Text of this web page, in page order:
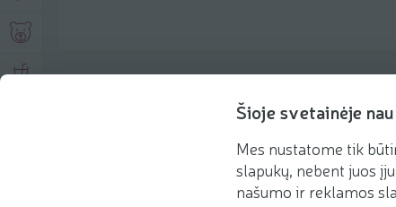
Šioje svetainėje
Mes nustatome tik
slapukų, nebent juos
našumo ir reklamos
Product description
Recommendations